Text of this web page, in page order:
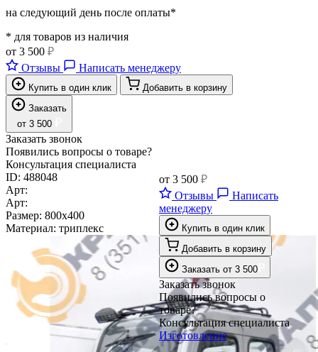
на следующий день после оплаты*
* для товаров из наличия
от 3 500 ₽
Отзывы
Написать менеджеру
Купить в один клик
Добавить в корзину
Заказать
от 3 500
Заказать звонок
Появились вопросы о товаре?
Консультация специалиста
ID: 488048
Арт:
Арт:
Размер: 800х400
Материал: триплекс
от 3 500 ₽
Отзывы
Написать
менеджеру
Купить в один клик
Добавить в корзину
Заказать от 3 500
Заказать звонок
Появились вопросы о
товаре?
Консультация специалиста
Изготовление